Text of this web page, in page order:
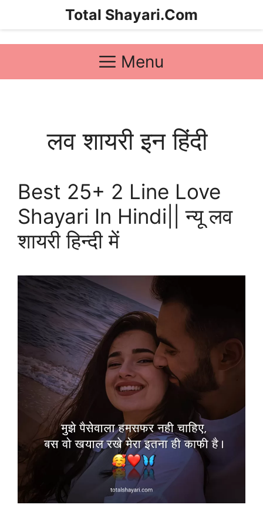
Total Shayari.Com
Menu
लव शायरी इन हिंदी
Best 25+ 2 Line Love
Shayari In Hindi|| न्यू लव
शायरी हिन्दी में